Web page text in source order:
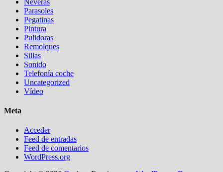
Parasoles
Pegatinas
Pintura
Pulidoras
Remolques
Sillas
Sonido
Telefonía coche
Uncategorized
Vídeo
Meta
Acceder
Feed de entradas
Feed de comentarios
WordPress.org